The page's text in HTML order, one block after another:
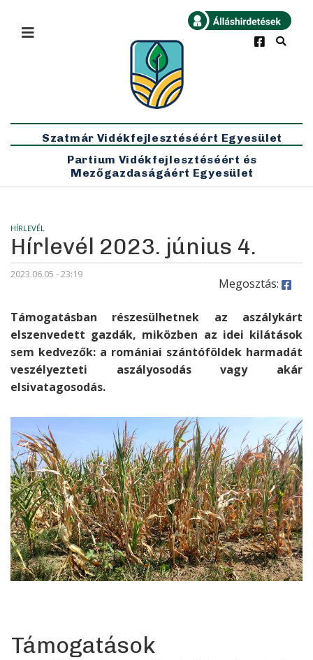
Legfrissebb
×
Szatmár Vidékfejlesztéséért Egyesület
Partium Vidékfejlesztéséért és
Mezőgazdaságáért Egyesület
HÍRLEVÉL
Hírlevél 2023. június 4.
2023.06.05 - 23:19
Megosztás:
Támogatásban részesülhetnek az aszálykárt
elszenvedett gazdák, miközben az idei kilátások
sem kedvezők: a romániai szántóföldek harmadát
veszélyezteti aszályosodás vagy akár
elsivatagosodás.
Támogatások